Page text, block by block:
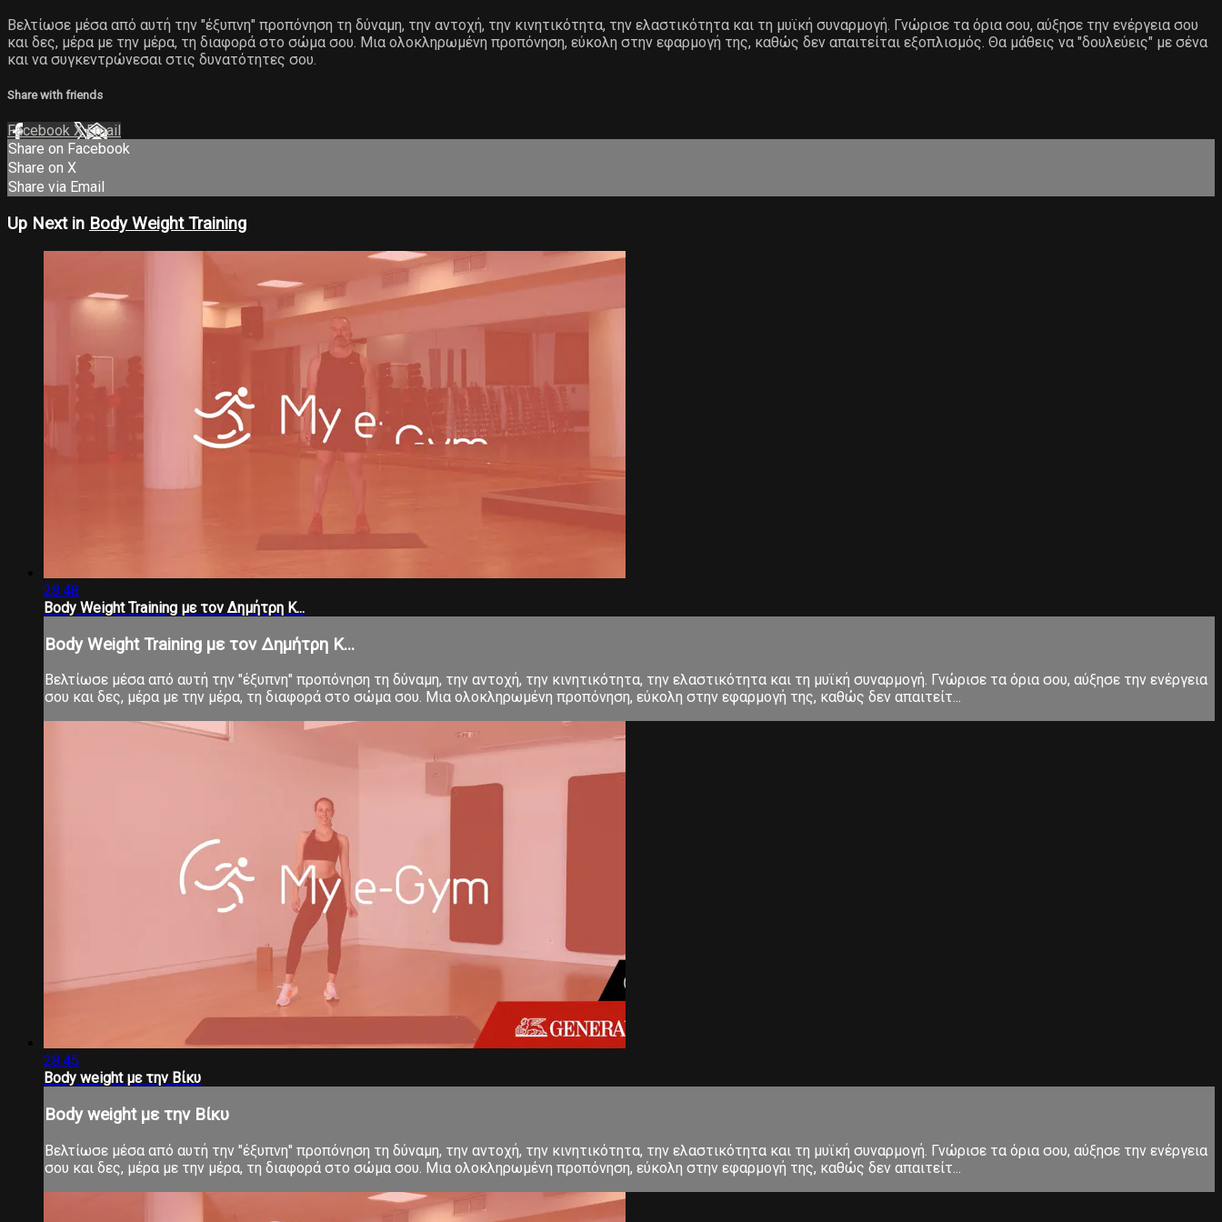
Βελτίωσε μέσα από αυτή την "έξυπνη" προπόνηση τη δύναμη, την αντοχή, την κινητικότητα, την ελαστικότητα και τη μυϊκή συναρμογή. Γνώρισε τα όρια σου, αύξησε την ενέργεια σου
και δες, μέρα με την μέρα, τη διαφορά στο σώμα σου. Μια ολοκληρωμένη προπόνηση, εύκολη στην εφαρμογή της, καθώς δεν απαιτείται εξοπλισμός. Θα μάθεις να "δουλεύεις" με σένα
και να συγκεντρώνεσαι στις δυνατότητες σου.
Share with friends
Facebook XEmail
Share on Facebook
Share on X
Share via Email
Up Next in Body Weight Training
28:48
Body Weight Training με τον Δημήτρη Κ...
Body Weight Training με τον Δημήτρη Κ...
Βελτίωσε μέσα από αυτή την "έξυπνη" προπόνηση τη δύναμη, την αντοχή, την κινητικότητα, την ελαστικότητα και τη μυϊκή συναρμογή. Γνώρισε τα όρια σου, αύξησε την ενέργεια
σου και δες, μέρα με την μέρα, τη διαφορά στο σώμα σου. Μια ολοκληρωμένη προπόνηση, εύκολη στην εφαρμογή της, καθώς δεν απαιτείτ...
28:45
Body weight με την Βίκυ
Body weight με την Βίκυ
Βελτίωσε μέσα από αυτή την "έξυπνη" προπόνηση τη δύναμη, την αντοχή, την κινητικότητα, την ελαστικότητα και τη μυϊκή συναρμογή. Γνώρισε τα όρια σου, αύξησε την ενέργεια
σου και δες, μέρα με την μέρα, τη διαφορά στο σώμα σου. Μια ολοκληρωμένη προπόνηση, εύκολη στην εφαρμογή της, καθώς δεν απαιτείτ...